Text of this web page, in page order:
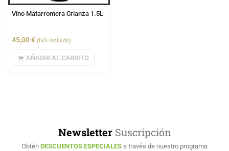
Vino Matarromera Crianza 1.5L
45,00€ (IVA incluido)
AÑADIR AL CARRITO
NewsletterSuscripción
Obtén DESCUENTOS ESPECIALES a través de nuestro programa